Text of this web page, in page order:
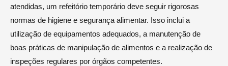
atendidas, um refeitório temporário deve seguir rigorosas
normas de higiene e segurança alimentar. Isso inclui a
utilização de equipamentos adequados, a manutenção de
boas práticas de manipulação de alimentos e a realização de
inspeções regulares por órgãos competentes.